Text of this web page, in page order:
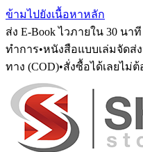
ข้ามไปยังเนื้อหาหลัก
ส่ง E-Book ไวภายใน 30 นา
ทำการ•หนังสือแบบเล่มจัดส่
ทาง (COD)•สั่งซื้อได้เลยไม่